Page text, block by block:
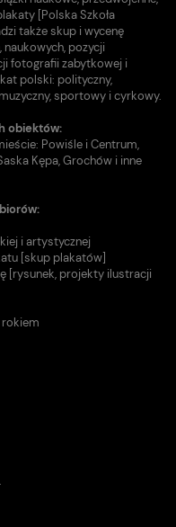
[Polska Szkoła
także skup i wycenę
pozycji
fotografii zabytkowej i
polski: polityczny,
sportowy i cyrkowy.
obiektów:
Powiśle i Centrum,
Kępa, Grochów i inne
i artystycznej
[skup plakatów]
[rysunek, projekty ilustracji